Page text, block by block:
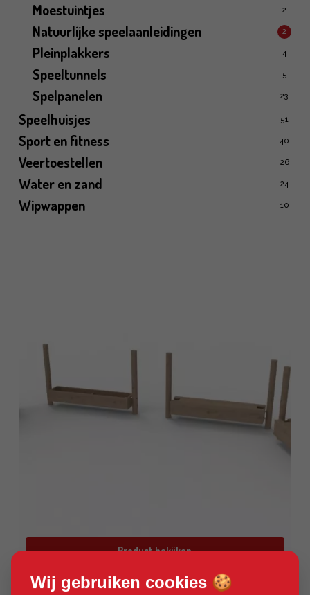
Moestuintjes 2
Natuurlijke speelaanleidingen 2
Pleinplakkers 4
Speeltunnels 5
Spelpanelen 23
Speelhuisjes 51
Sport en fitness 40
Veertoestellen 26
Water en zand 24
Wipwappen 10
Product bekijken
Wij gebruiken cookies 🍪